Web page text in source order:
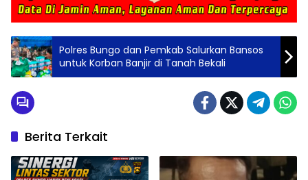
Polres Bungo dan Pemkab Salurkan Bansos
untuk Korban Banjir di Tanah Bekali
Berita Terkait